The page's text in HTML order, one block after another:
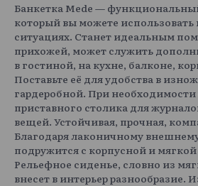
Банкетка Mede —
который вы можете использовать
ситуациях. Станет идеальным
прихожей, может служить
в гостиной, на кухне, балконе,
Поставьте её для удобства в
гардеробной. При необходимости
приставного столика для
вещей. Устойчивая, прочная,
Благодаря лаконичному
подружится с корпусной и
Рельефное сиденье, словно из
внесет в интерьер разнообразие.